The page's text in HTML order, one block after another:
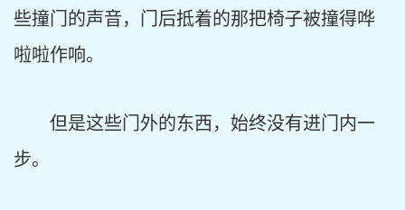
些撞门的声音，门后抵着的那把椅子被撞得哗
啦啦作响。
但是这些门外的东西，始终没有进门内一
步。